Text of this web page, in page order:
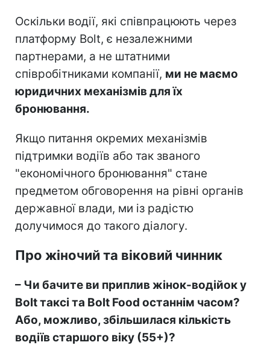
Оскільки водії, які співпрацюють через
платформу Bolt, є незалежними
партнерами, а не штатними
співробітниками компанії, ми не маємо
юридичних механізмів для їх
бронювання.
Якщо питання окремих механізмів
підтримки водіїв або так званого
"економічного бронювання" стане
предметом обговорення на рівні органів
державної влади, ми із радістю
долучимося до такого діалогу.
Про жіночий та віковий чинник
– Чи бачите ви приплив жінок-водійок у
Bolt таксі та Bolt Food останнім часом?
Або, можливо, збільшилася кількість
водіїв старшого віку (55+)?